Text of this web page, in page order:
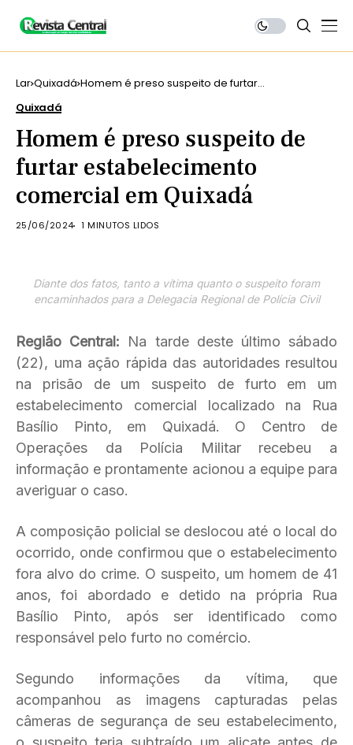
Lar Quixadá Homem é preso suspeito de furtar
Quixadá
Homem é preso suspeito de
furtar estabelecimento
comercial em Quixadá
25/06/2024 1 MINUTOS LIDOS
Diante dos fatos, tanto a vítima quanto o suspeito foram
encaminhados para a Delegacia Regional de Polícia Civil
Região Central: Na tarde deste último sábado
(22), uma ação rápida das autoridades resultou
na prisão de um suspeito de furto em um
estabelecimento comercial localizado na Rua
Basílio Pinto, em Quixadá. O Centro de
Operações da Polícia Militar recebeu a
informação e prontamente acionou a equipe para
averiguar o caso.
A composição policial se deslocou até o local do
ocorrido, onde confirmou que o estabelecimento
fora alvo do crime. O suspeito, um homem de 41
anos, foi abordado e detido na própria Rua
Basílio Pinto, após ser identificado como
responsável pelo furto no comércio.
Segundo informações da vítima, que
acompanhou as imagens capturadas pelas
câmeras de segurança de seu estabelecimento,